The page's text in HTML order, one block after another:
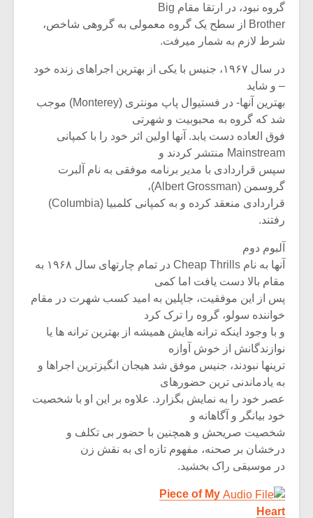
گروه نبود، در ارتقا مقام Big
Brother از سطح یک گروه معمولی به گروهی شاخص،
شرط لازم به شمار میرفت.
در سال ۱۹۶۷، جنیس با یکی از بهترین اجراهای زنده خود
– و شاید
بهترین آنها- در فستیوال پاپ مونتری (Monterey) موجب
شد که گروه به محبوبیت و شهرتی
فوق العاده دست یابد. آنها اولین اثر خود را با کمپانی
Mainstream منتشر کردند و
سپس قراردادی با مدیر برنامه موفقی به نام آلبرت
گروسمن (Albert Grossman)،
قراردادی منعقد کرده و به کمپانی کلمبیا (Columbia)
رفتند.
آلبوم دوم
آنها به نام Cheap Thrills در تمام چارتهای سال ۱۹۶۸ به
مقام بالا دست یافت اما کمی
پس از این موفقیت، جاپلین به امید کسب شهرت در مقام
خواننده سولو، گروه را ترک کرد
و با وجود اینکه ترانه هایش همیشه از بهترین ترانه ها یا
نوازندگانش از خوش آوازه
ترینها نبودند، جنیس موفق شد هیجان انگیزترین اجراها و
به یادماندنی ترین حضورهای
عصر خود را به نمایش بگزارد. علاوه بر این او با شخصیت
خود بیانگر و آگاهانه و
شخصیت صریحش و همچنین با حضور بی تکلف و
درخشان بر صحنه، مفهوم تازه ای به نقش زن
در موسیقی راک بخشید.
Piece of My
Heart